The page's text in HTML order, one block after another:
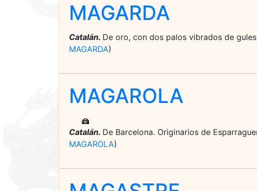
MAGARDA
Catalán. De oro, con dos palos vibrados de
MAGARDA)
MAGAROLA
Catalán. De Barcelona. Originarios de
MAGAROLA)